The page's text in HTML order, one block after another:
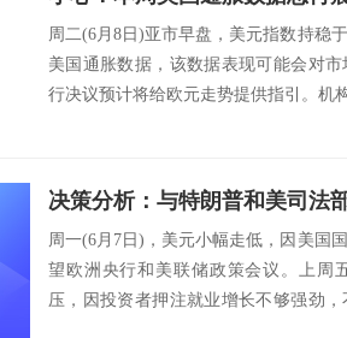
周二(6月8日)亚市早盘，美元指数持稳
美国通胀数据，该数据表现可能会对
行决议预计将给欧元走势提供指引。机
周一(6月7日)，美元小幅走低，因美国
望欧洲央行和美联储政策会议。上周
压，因投资者押注就业增长不够强劲